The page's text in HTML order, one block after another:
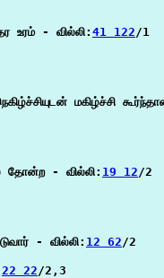
உரம் - வில்லி: 41 122/1
மகிழ்ச்சி
தோன்ற - வில்லி: 19 12/2
- வில்லி: 12 62/2
22 22/2,3